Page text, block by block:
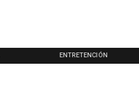
ENTRETENCIÓN